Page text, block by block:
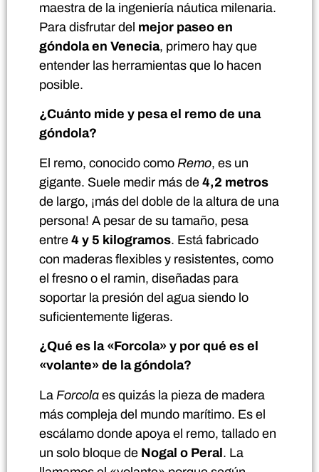
maestra de la ingeniería náutica milenaria.
Para disfrutar del mejor paseo en
góndola en Venecia, primero hay que
entender las herramientas que lo hacen
posible.
¿Cuánto mide y pesa el remo de una
góndola?
El remo, conocido como Remo, es un
gigante. Suele medir más de 4,2 metros
de largo, ¡más del doble de la altura de una
persona! A pesar de su tamaño, pesa
entre 4 y 5 kilogramos. Está fabricado
con maderas flexibles y resistentes, como
el fresno o el ramin, diseñadas para
soportar la presión del agua siendo lo
suficientemente ligeras.
¿Qué es la «Forcola» y por qué es el
«volante» de la góndola?
La Forcola es quizás la pieza de madera
más compleja del mundo marítimo. Es el
escálamo donde apoya el remo, tallado en
un solo bloque de Nogal o Peral. La